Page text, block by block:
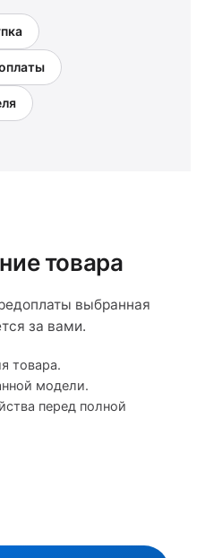
товара
выбранная
за вами.
товара.
модели.
перед полной